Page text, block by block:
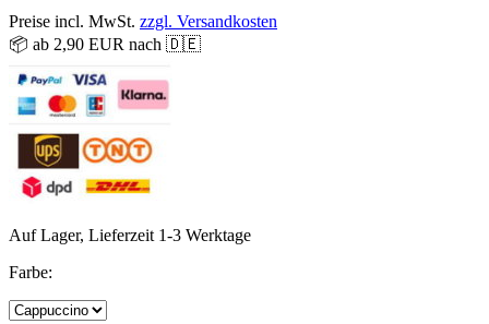
Preise incl. MwSt. zzgl. Versandkosten
📦 ab 2,90 EUR nach 🇩🇪
Auf Lager, Lieferzeit 1-3 Werktage
Farbe: